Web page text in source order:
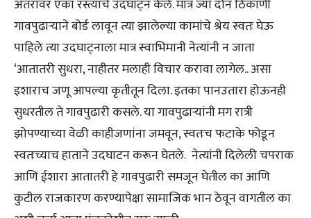
अंतरावर एका रस्त्याचे उदघाट्न केले. मात्र ज्या दोन ठिकाणी
गावपुढाऱ्याने बोर्ड लावून त्या झालेल्या कामांचे श्रेय स्वतः घेऊ
पाहिले त्या उदघाट्नाला मात्र स्वाभिमानी नेत्यांनी न जाता
‘आतातरी सुधरा, नाहीतर मलाही विचार करावा लागेल.. असा
इशाराच जणू आपल्या कृतीतून दिला. इतका पानउतारा होऊनही
सुधरतील ते गावपुढारी कसले. या गावपुढाऱ्यांनी मग रात्री
झोपण्याच्या वेळी काहीजणांना जमवून, स्वतःच फटाके फोडून
स्वतःच्याच हाताने उदघाटन करून घेतले. नेत्यांनी दिलेली चपराक
आणि ईशारा आतातरी हे गावपुढारी समजून घेतील का आणि
कुटील राजकारण करण्यापेक्षा सामाजिक भान ठेवून वागतील का